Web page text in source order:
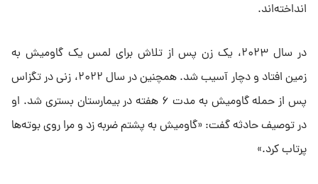
انداخته‌اند.
در سال ۲۰۲۳، یک زن پس از تلاش برای لمس یک گاومیش به
زمین افتاد و دچار آسیب شد. همچنین در سال ۲۰۲۲، زنی در تگزاس
پس از حمله گاومیش به مدت ۶ هفته در بیمارستان بستری شد. او
در توصیف حادثه گفت: «گاومیش به پشتم ضربه زد و مرا روی بوته‌ها
پرتاب کرد.»